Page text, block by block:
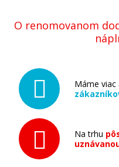
O renomovanom
Máme viac
Na trhu